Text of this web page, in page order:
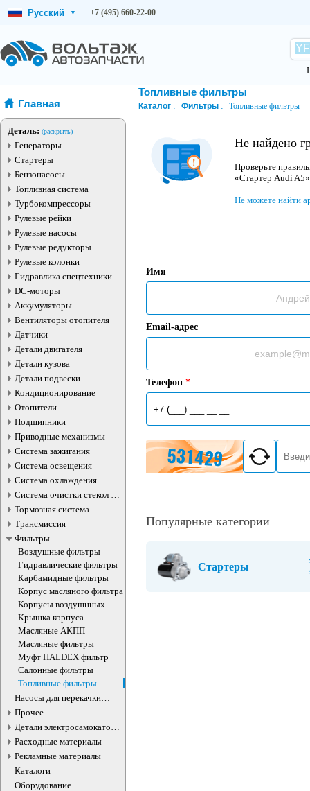
Русский ▾ +7 (495) 660-22-00
Главная
Деталь: (раскрыть)
Генераторы
Стартеры
Бензонасосы
Топливная система
Турбокомпрессоры
Рулевые рейки
Рулевые насосы
Рулевые редукторы
Рулевые колонки
Гидравлика спецтехники
DC-моторы
Аккумуляторы
Вентиляторы отопителя
Датчики
Детали двигателя
Детали кузова
Детали подвески
Кондиционирование
Отопители
Подшипники
Приводные механизмы
Система зажигания
Система освещения
Система охлаждения
Система очистки стекол и
фар
Тормозная система
Трансмиссия
Фильтры
Воздушные фильтры
Гидравлические фильтры
Карбамидные фильтры
Корпус масляного фильтра
Корпусы воздушнных
фильтров
Крышка корпуса
масляного фильтра
Масляные АКПП
Масляные фильтры
Муфт HALDEX фильтр
Салонные фильтры
Топливные фильтры
Насосы для перекачки
жидкостей
Прочее
Детали электросамокатов и
электротранспорта
Расходные материалы
Рекламные материалы
Каталоги
Оборудование
Топливные фильтры
Каталог Фильтры Топливные фильтры
Не найдено
Проверьте
«Стартер Audi
Не можете найти
Имя
Email-адрес
Телефон *
Популярные категории
Стартеры